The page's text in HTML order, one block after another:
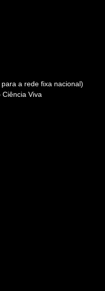
a rede fixa nacional)
Viva